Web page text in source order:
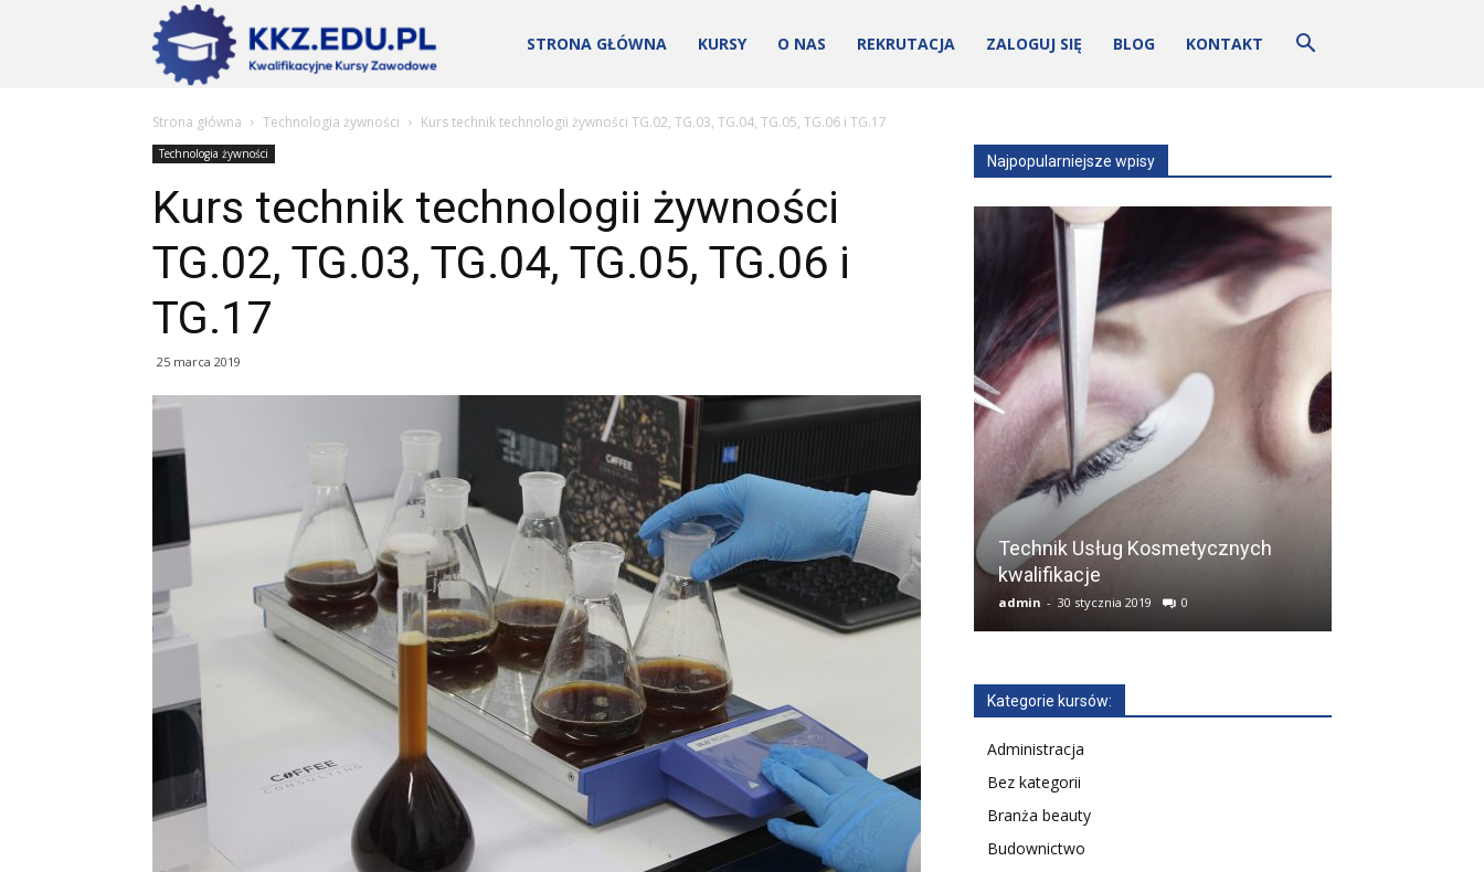
KKZ
–
STRONA GŁÓWNA KURSY O NAS REKRUTACJA ZALOGUJ SIĘ BLOG KONTAKT
Strona główna Technologia żywności Kurs technik technologii żywności TG.02, TG.03, TG.04, TG.05, TG.06 i TG.17
Technologia żywności
Kurs technik technologii żywności
TG.02, TG.03, TG.04, TG.05, TG.06 i
TG.17
25 marca 2019
Najpopularniejsze wpisy
Technik Usług Kosmetycznych
kwalifikacje
admin - 30 stycznia 2019 0
Kategorie kursów:
Administracja
Bez kategorii
Branża beauty
Budownictwo